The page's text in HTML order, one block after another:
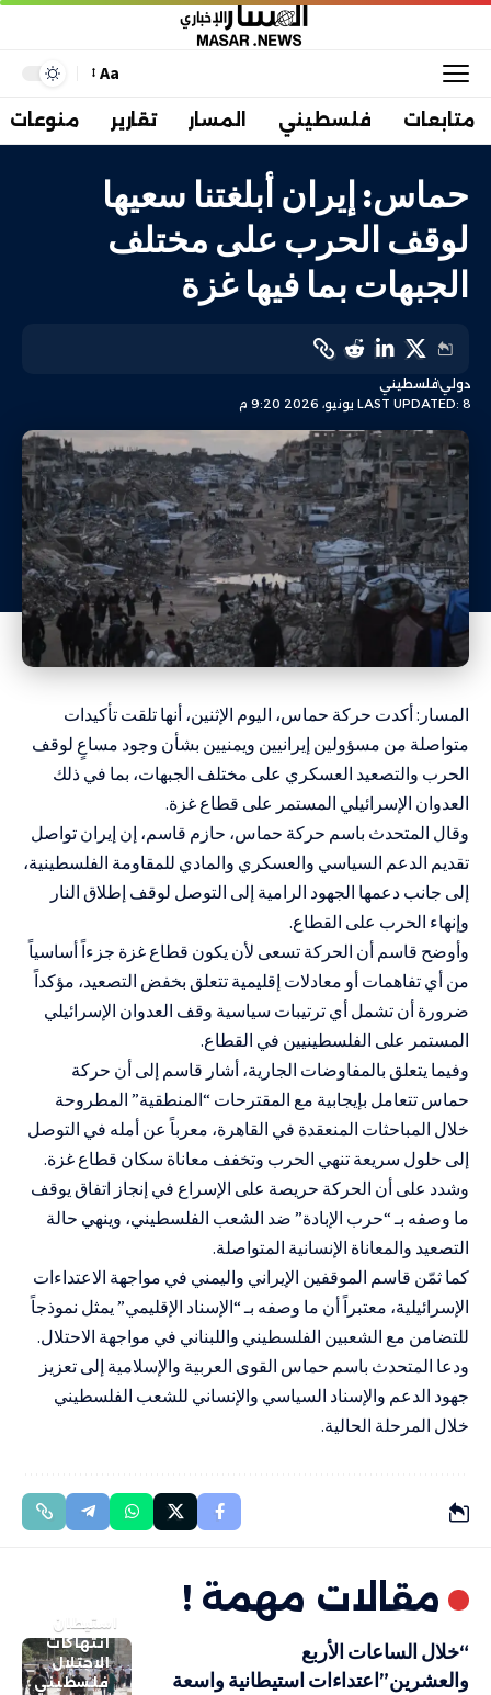
Aa
متابعات فلسطيني المسار تقارير منوعات
حماس: إيران أبلغتنا سعيها
لوقف الحرب على مختلف
الجبهات بما فيها غزة
LAST UPDATED: 8 يونيو، 2026 9:20 م
دوليفلسطيني
المسار: أكدت حركة حماس، اليوم الإثنين، أنها تلقت تأكيدات
متواصلة من مسؤولين إيرانيين ويمنيين بشأن وجود مساعٍ لوقف
الحرب والتصعيد العسكري على مختلف الجبهات، بما في ذلك
العدوان الإسرائيلي المستمر على قطاع غزة.
وقال المتحدث باسم حركة حماس، حازم قاسم، إن إيران تواصل
تقديم الدعم السياسي والعسكري والمادي للمقاومة الفلسطينية،
إلى جانب دعمها الجهود الرامية إلى التوصل لوقف إطلاق النار
وإنهاء الحرب على القطاع.
وأوضح قاسم أن الحركة تسعى لأن يكون قطاع غزة جزءاً أساسياً
من أي تفاهمات أو معادلات إقليمية تتعلق بخفض التصعيد، مؤكداً
ضرورة أن تشمل أي ترتيبات سياسية وقف العدوان الإسرائيلي
المستمر على الفلسطينيين في القطاع.
وفيما يتعلق بالمفاوضات الجارية، أشار قاسم إلى أن حركة
حماس تتعامل بإيجابية مع المقترحات “المنطقية” المطروحة
خلال المباحثات المنعقدة في القاهرة، معرباً عن أمله في التوصل
إلى حلول سريعة تنهي الحرب وتخفف معاناة سكان قطاع غزة.
وشدد على أن الحركة حريصة على الإسراع في إنجاز اتفاق يوقف
ما وصفه بـ “حرب الإبادة” ضد الشعب الفلسطيني، وينهي حالة
التصعيد والمعاناة الإنسانية المتواصلة.
كما ثمّن قاسم الموقفين الإيراني واليمني في مواجهة الاعتداءات
الإسرائيلية، معتبراً أن ما وصفه بـ “الإسناد الإقليمي” يمثل نموذجاً
للتضامن مع الشعبين الفلسطيني واللبناني في مواجهة الاحتلال.
ودعا المتحدث باسم حماس القوى العربية والإسلامية إلى تعزيز
جهود الدعم والإسناد السياسي والإنساني للشعب الفلسطيني
خلال المرحلة الحالية.
مقالات مهمة !
استيطان
انتهاكات
الاحتلال
فلسطيني
“خلال الساعات الأربع
والعشرين”اعتداءات استيطانية واسعة